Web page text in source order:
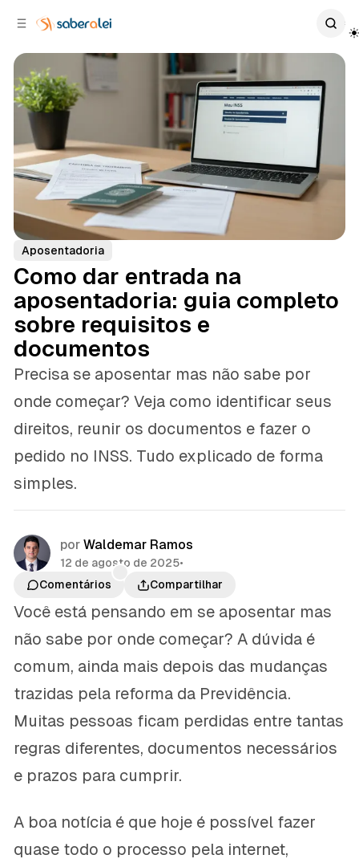
Aposentadoria
Como dar entrada na
aposentadoria: guia completo
sobre requisitos e
documentos
Precisa se aposentar mas não sabe por
onde começar? Veja como identificar seus
direitos, reunir os documentos e fazer o
pedido no INSS. Tudo explicado de forma
simples.
por Waldemar Ramos
12 de agosto de 2025•
Comentários
Compartilhar
Você está pensando em se aposentar mas
não sabe por onde começar? A dúvida é
comum, ainda mais depois das mudanças
trazidas pela reforma da Previdência.
Muitas pessoas ficam perdidas entre tantas
regras diferentes, documentos necessários
e prazos para cumprir.
A boa notícia é que hoje é possível fazer
quase todo o processo pela internet,